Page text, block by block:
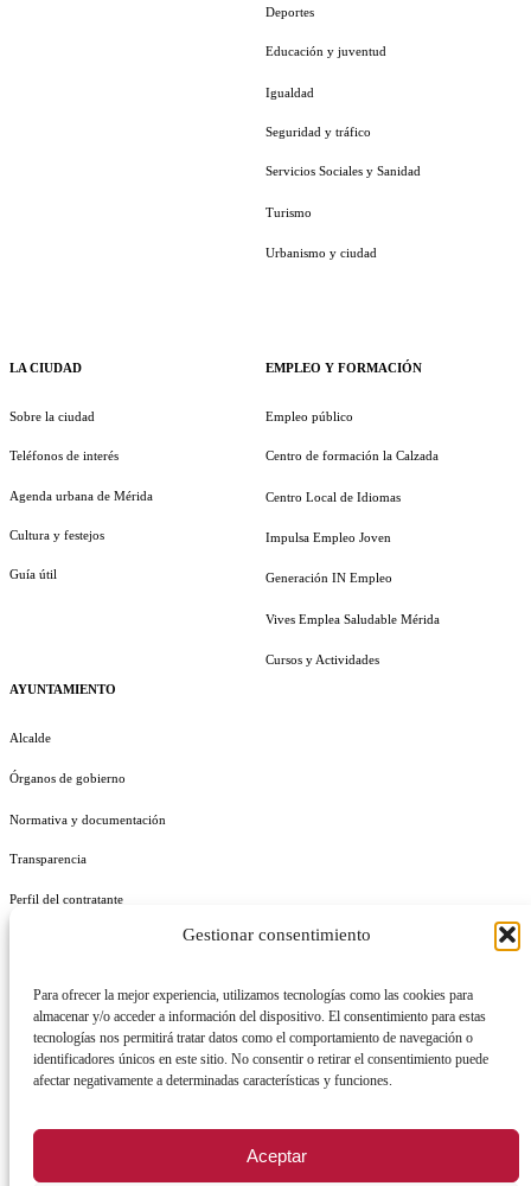
Gestionar consentimiento
Para ofrecer la mejor experiencia, utilizamos tecnologías como las cookies para
almacenar y/o acceder a información del dispositivo. El consentimiento para estas
tecnologías nos permitirá tratar datos como el comportamiento de navegación o
identificadores únicos en este sitio. No consentir o retirar el consentimiento puede
afectar negativamente a determinadas características y funciones.
Aceptar
LA CIUDAD
Sobre la ciudad
Teléfonos de interés
Agenda urbana de Mérida
Cultura y festejos
Guía útil
AYUNTAMIENTO
Alcalde
Órganos de gobierno
Normativa y documentación
Transparencia
Perfil del contratante
Deportes
Educación y juventud
Igualdad
Seguridad y tráfico
Servicios Sociales y Sanidad
Turismo
Urbanismo y ciudad
EMPLEO Y FORMACIÓN
Empleo público
Centro de formación la Calzada
Centro Local de Idiomas
Impulsa Empleo Joven
Generación IN Empleo
Vives Emplea Saludable Mérida
Cursos y Actividades
REGISTRO DE ACTIVIDADES DE TRATAMIENTO